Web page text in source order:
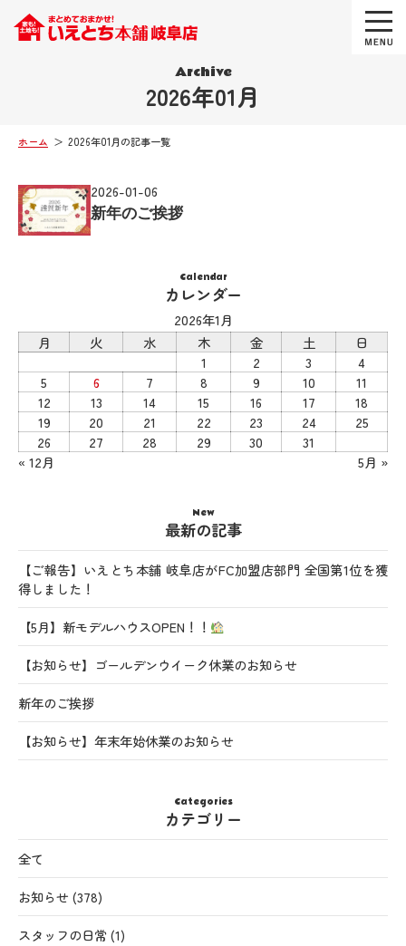
Archive
2026年01月
ホーム 2026年01月の記事一覧
2026-01-06
新年のご挨拶
Calendar
カレンダー
2026年1月
月
火 水 木 金 土
日
1
2 3
4
5
6 7 8 9 10
11
12
13 14 15 16 17
18
19
20 21 22 23 24
25
26
27 28 29 30
31
« 12月
5月 »
New
最新の記事
【ご報告】いえとち本舗 岐阜店がFC加盟店部門 全国第1位を獲
得しました！
【5月】新モデルハウスOPEN！！
【お知らせ】ゴールデンウイーク休業のお知らせ
新年のご挨拶
【お知らせ】年末年始休業のお知らせ
Categories
カテゴリー
全て
お知らせ (378)
スタッフの日常(1)